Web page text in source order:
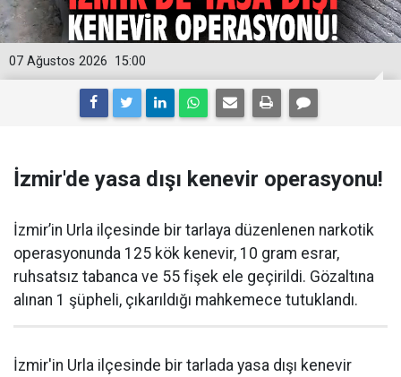
15:00
07 Ağustos 2026
İzmir'de yasa dışı kenevir operasyonu!
İzmir’in Urla ilçesinde bir tarlaya düzenlenen narkotik
operasyonunda 125 kök kenevir, 10 gram esrar,
ruhsatsız tabanca ve 55 fişek ele geçirildi. Gözaltına
alınan 1 şüpheli, çıkarıldığı mahkemece tutuklandı.
İzmir'in Urla ilçesinde bir tarlada yasa dışı kenevir